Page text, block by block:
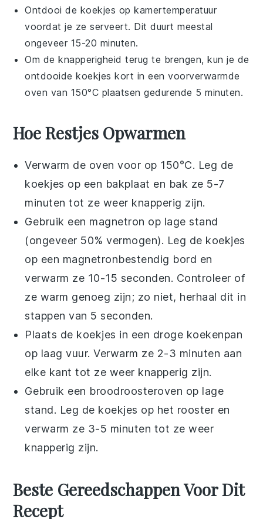
Ontdooi de koekjes op kamertemperatuur
voordat je ze serveert. Dit duurt meestal
ongeveer 15-20 minuten.
Om de knapperigheid terug te brengen, kun je de
ontdooidekoekjes kort in een voorverwarmde
oven van 150°C plaatsen gedurende 5 minuten.
Hoe Restjes Opwarmen
Verwarm de oven voor op 150°C. Leg de
koekjes op een bakplaat en bak ze 5-7
minuten tot ze weer knapperig zijn.
Gebruik een magnetron op lage stand
(ongeveer 50% vermogen). Leg de koekjes
op een magnetronbestendig bord en
verwarm ze 10-15 seconden. Controleer of
ze warm genoeg zijn; zo niet, herhaal dit in
stappen van 5 seconden.
Plaats de koekjes in een droge koekenpan
op laag vuur. Verwarm ze 2-3 minuten aan
elke kant tot ze weer knapperig zijn.
Gebruik een broodroosteroven op lage
stand. Leg de koekjes op het rooster en
verwarm ze 3-5 minuten tot ze weer
knapperig zijn.
Beste Gereedschappen Voor Dit
Recept